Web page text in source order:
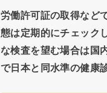
労働許可証の取得など
態は定期的にチェック
な検査を望む場合は国
で日本と同水準の健康